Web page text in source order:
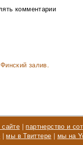
комментарии
залив.
| партнерство и
| мы в Твиттере | мы на